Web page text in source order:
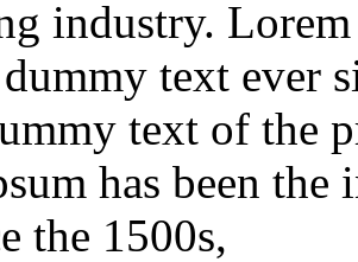
industry.
text ever
text of the
has been the
the 1500s,